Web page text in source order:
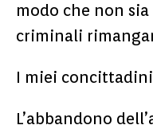
modo che non
criminali
I miei concittadini
L’abbandono